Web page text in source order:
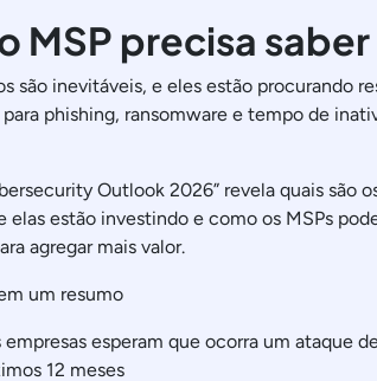
MSP precisa
são inevitáveis, e eles estão procurando
phishing, ransomware e tempo de
Outlook 2026” revela quais são
elas estão investindo e como os MSPs
agregar mais valor.
um resumo
empresas esperam que ocorra um ataque
12 meses